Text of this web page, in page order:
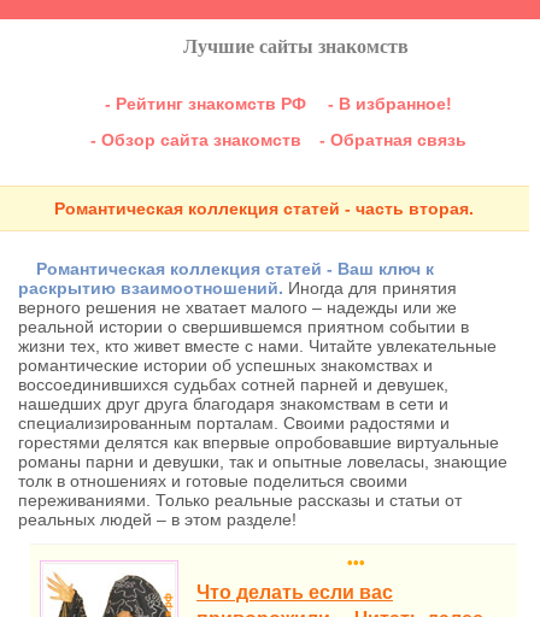
Лучшие сайты знакомств
- Рейтинг знакомств РФ
- В избранное!
- Обзор сайта знакомств
- Обратная связь
Романтическая коллекция статей - часть вторая.
Романтическая коллекция статей - Ваш ключ к
раскрытию взаимоотношений. Иногда для принятия
верного решения не хватает малого – надежды или же
реальной истории о свершившемся приятном событии в
жизни тех, кто живет вместе с нами. Читайте увлекательные
романтические истории об успешных знакомствах и
воссоединившихся судьбах сотней парней и девушек,
нашедших друг друга благодаря знакомствам в сети и
специализированным порталам. Своими радостями и
горестями делятся как впервые опробовавшие виртуальные
романы парни и девушки, так и опытные ловеласы, знающие
толк в отношениях и готовые поделиться своими
переживаниями. Только реальные рассказы и статьи от
реальных людей – в этом разделе!
•••
Что делать если вас